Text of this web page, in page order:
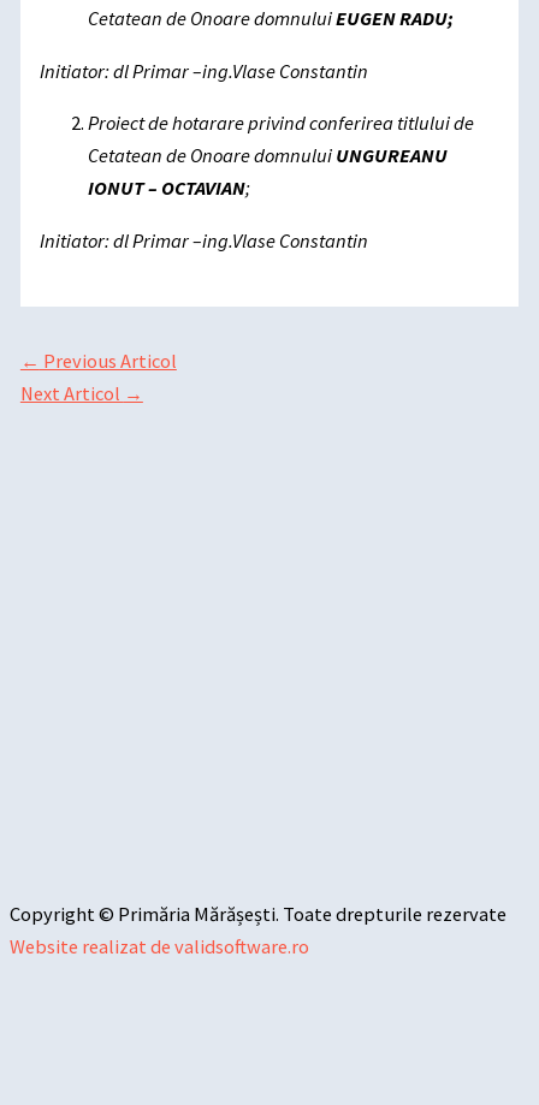
Cetatean de Onoare domnuluiEUGEN RADU;
Initiator: dl Primar –ing.Vlase Constantin
Proiect de hotarare privind conferirea titlului de
Cetatean de Onoare domnului UNGUREANU
IONUT – OCTAVIAN;
Initiator: dl Primar –ing.Vlase Constantin
← Previous Articol
Next Articol →
Copyright © Primăria Mărășești. Toate drepturile rezervate
Website realizat de validsoftware.ro